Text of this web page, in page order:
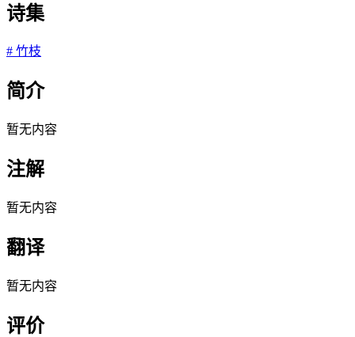
诗集
# 竹枝
简介
暂无内容
注解
暂无内容
翻译
暂无内容
评价